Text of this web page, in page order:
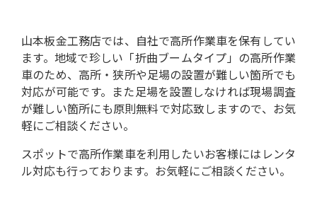
山本板金工務店では、自社で高所作業車を保有してい
ます。 地域で珍しい「折曲ブームタイプ」の高所作業
車のため、高所・狭所や足場の設置が難しい箇所でも
対応が可能です。 また足場を設置しなければ現場調査
が難しい箇所にも原則無料で対応致しますので、お気
軽にご相談ください。
スポットで高所作業車を利用したいお客様にはレンタ
ル対応も行っております。お気軽にご相談ください。